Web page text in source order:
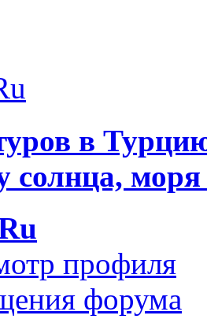
в
солнца,
профиля
форума